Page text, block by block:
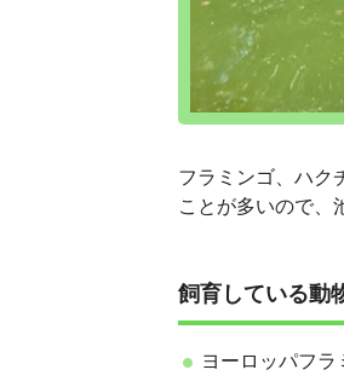
フラミンゴ、ハク
ことが多いので、
飼育している動
ヨーロッパフラ